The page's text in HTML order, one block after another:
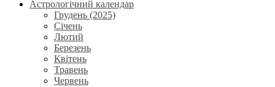
Астрологічний календар
Грудень (2025)
Січень
Лютий
Березень
Квітень
Травень
Червень